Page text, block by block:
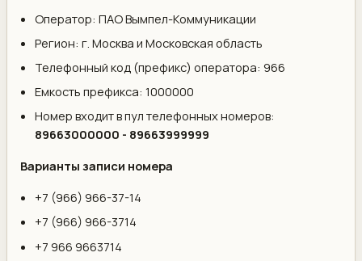
Оператор: ПАО Вымпел-Коммуникации
Регион: г. Москва и Московская область
Телефонный код (префикс) оператора: 966
Емкость префикса: 1000000
Номер входит в пул телефонных номеров:
89663000000 - 89663999999
Варианты записи номера
+7 (966) 966-37-14
+7 (966) 966-3714
+7 966 9663714